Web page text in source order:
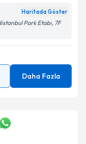
Haritada Göster
Park Etabı, 7F
Daha Fazla